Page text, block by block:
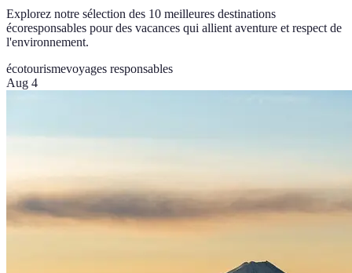
Explorez notre sélection des 10 meilleures destinations
écoresponsables pour des vacances qui allient aventure et respect de
l'environnement.
écotourismevoyages responsables
Aug 4